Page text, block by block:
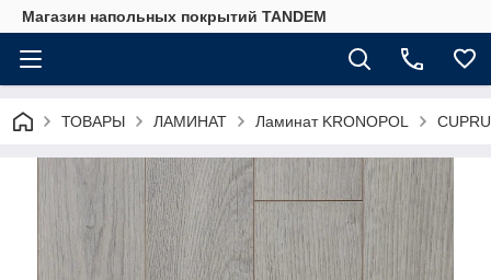
Магазин напольных покрытий TANDEM
ТОВАРЫ ЛАМИНАТ Ламинат KRONOPOL